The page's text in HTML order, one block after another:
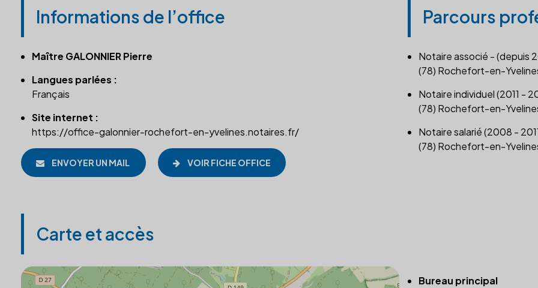
Informations de l’office
Maître GALONNIER Pierre
Langues parlées :
Français
Site internet :
https://office-galonnier-rochefort-en-yvelines.notaires.fr/
ENVOYER UN MAIL VOIR FICHE OFFICE
Parcours
Notaire associé - (depuis
(78) Rochefort-en-
Notaire individuel (2011 -
(78) Rochefort-en-
Notaire salarié (2008 -
(78) Rochefort-en-
Carte et accès
Bureau principal